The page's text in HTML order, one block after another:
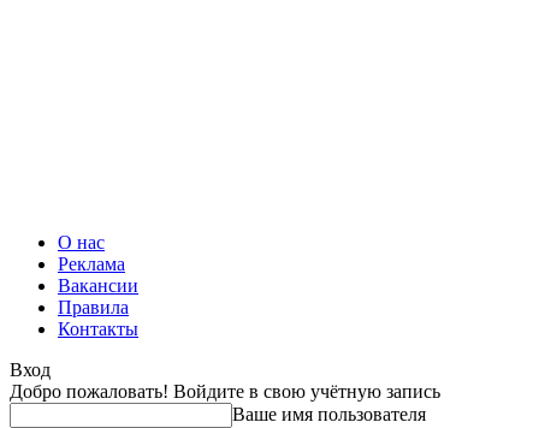
О нас
Реклама
Вакансии
Правила
Контакты
Вход
Добро пожаловать! Войдите в свою учётную запись
Ваше имя пользователя